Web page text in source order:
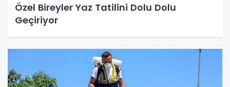
Özel Bireyler Yaz Tatilini Dolu Dolu
Geçiriyor